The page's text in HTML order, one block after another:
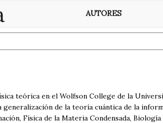
AUTORES
teórica en el Wolfson College de la
generalización de la teoría cuántica de la
Física de la Materia Condensada,